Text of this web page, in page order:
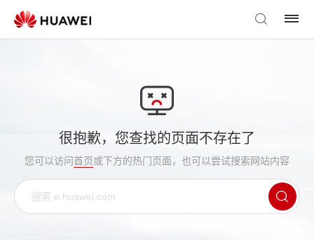
很抱歉，您查找的页面不存在了
您可以访问首页或下方的热门页面，也可以尝试搜索网站内容